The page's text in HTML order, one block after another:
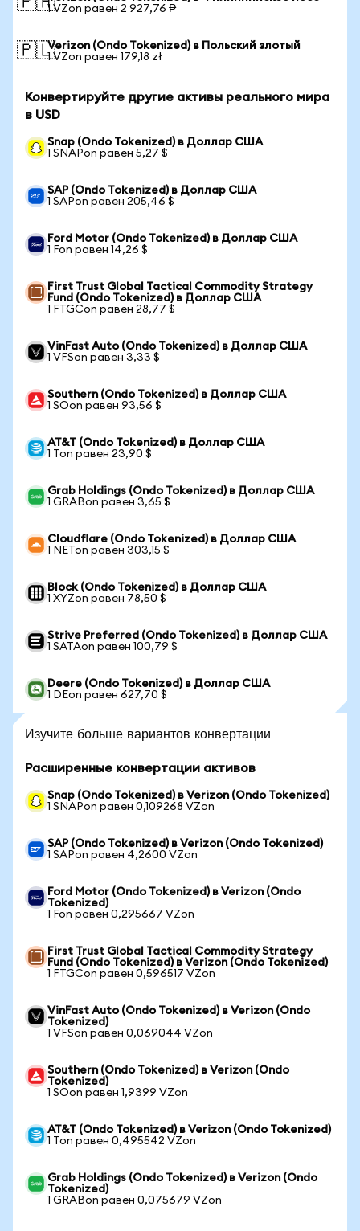
1 VZon равен 2 927,76 ₱
🇵🇱Verizon (Ondo Tokenized) в Польский злотый
1 VZon равен 179,18 zł
Конвертируйте другие активы реального мира
в USD
Snap (Ondo Tokenized) в Доллар США
1 SNAPon равен 5,27 $
SAP (Ondo Tokenized) в Доллар США
1 SAPon равен 205,46 $
Ford Motor (Ondo Tokenized) в Доллар США
1 Fon равен 14,26 $
First Trust Global Tactical Commodity Strategy
Fund (Ondo Tokenized) в Доллар США
1 FTGCon равен 28,77 $
VinFast Auto (Ondo Tokenized) в Доллар США
1 VFSon равен 3,33 $
Southern (Ondo Tokenized) в Доллар США
1 SOon равен 93,56 $
AT&T (Ondo Tokenized) в Доллар США
1 Ton равен 23,90 $
Grab Holdings (Ondo Tokenized) в Доллар США
1 GRABon равен 3,65 $
Cloudflare (Ondo Tokenized) в Доллар США
1 NETon равен 303,15 $
Block (Ondo Tokenized) в Доллар США
1 XYZon равен 78,50 $
Strive Preferred (Ondo Tokenized) в Доллар США
1 SATAon равен 100,79 $
Deere (Ondo Tokenized) в Доллар США
1 DEon равен 627,70 $
Изучите больше вариантов конвертации
Расширенные конвертации активов
Snap (Ondo Tokenized) в Verizon (Ondo Tokenized)
1 SNAPon равен 0,109268 VZon
SAP (Ondo Tokenized) в Verizon (Ondo Tokenized)
1 SAPon равен 4,2600 VZon
Ford Motor (Ondo Tokenized) в Verizon (Ondo
Tokenized)
1 Fon равен 0,295667 VZon
First Trust Global Tactical Commodity Strategy
Fund (Ondo Tokenized) в Verizon (Ondo Tokenized)
1 FTGCon равен 0,596517 VZon
VinFast Auto (Ondo Tokenized) в Verizon (Ondo
Tokenized)
1 VFSon равен 0,069044 VZon
Southern (Ondo Tokenized) в Verizon (Ondo
Tokenized)
1 SOon равен 1,9399 VZon
AT&T (Ondo Tokenized) в Verizon (Ondo Tokenized)
1 Ton равен 0,495542 VZon
Grab Holdings (Ondo Tokenized) в Verizon (Ondo
Tokenized)
1 GRABon равен 0,075679 VZon